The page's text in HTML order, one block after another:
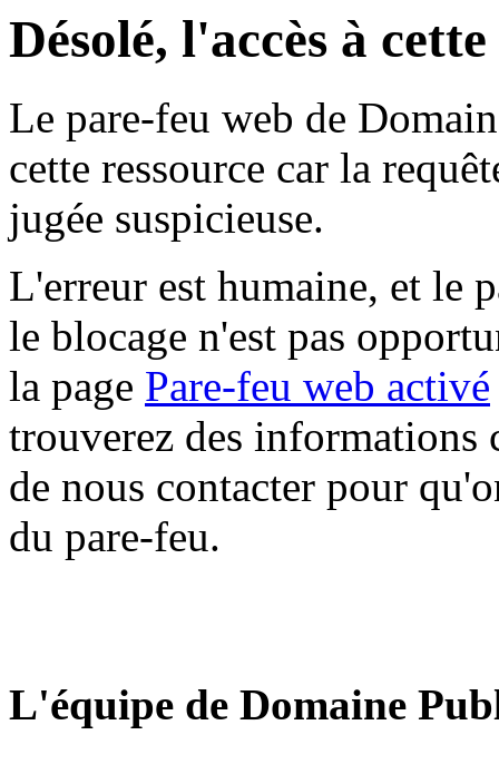
Désolé, l'accès à
Le pare-feu web de
cette ressource car la
jugée suspicieuse.
L'erreur est humaine, et le
le blocage n'est pas
la page Pare-feu web activé
trouverez des informations
de nous contacter pour
du pare-feu.
L'équipe de Domaine